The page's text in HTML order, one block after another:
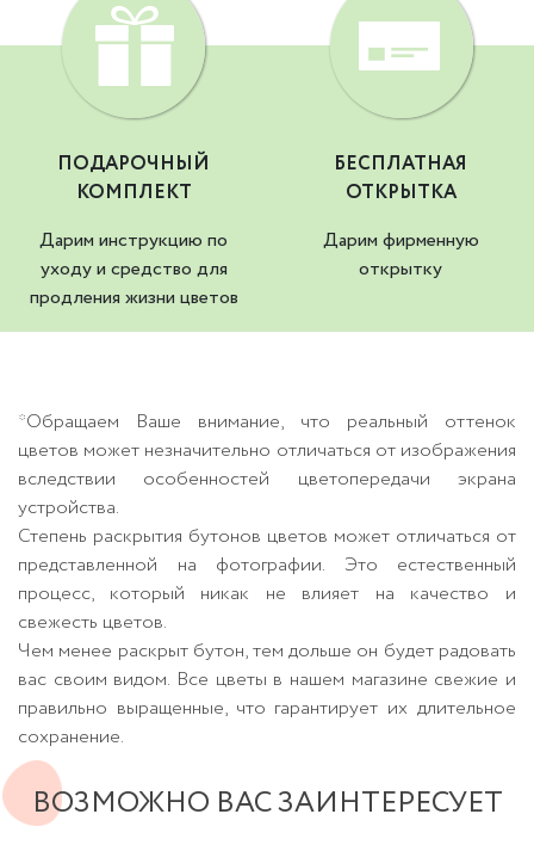
ПОДАРОЧНЫЙ
КОМПЛЕКТ
Дарим инструкцию по
уходу и средство для
продления жизни цветов
БЕСПЛАТНАЯ
ОТКРЫТКА
Дарим фирменную
открытку
*Обращаем Ваше внимание, что реальный оттенок
цветов может незначительно отличаться от изображения
вследствии особенностей цветопередачи экрана
устройства.
Степень раскрытия бутонов цветов может отличаться от
представленной на фотографии. Это естественный
процесс, который никак не влияет на качество и
свежесть цветов.
Чем менее раскрыт бутон, тем дольше он будет радовать
вас своим видом. Все цветы в нашем магазине свежие и
правильно выращенные, что гарантирует их длительное
сохранение.
ВОЗМОЖНО ВАС ЗАИНТЕРЕСУЕТ